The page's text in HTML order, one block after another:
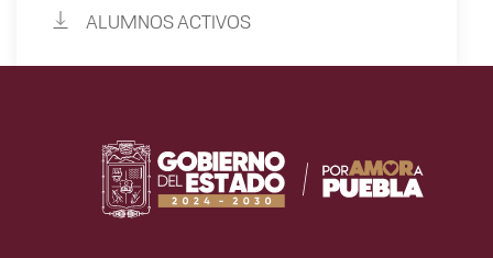
ALUMNOS ACTIVOS